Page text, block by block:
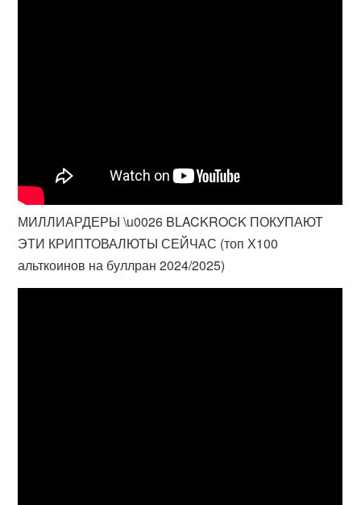
МИЛЛИАРДЕРЫ \u0026 BLACKROCK ПОКУПАЮТ
ЭТИ КРИПТОВАЛЮТЫ СЕЙЧАС (топ Х100
альткоинов на буллран 2024/2025)